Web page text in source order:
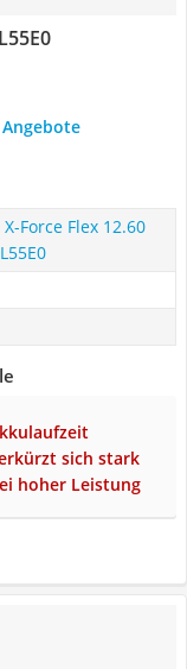
Force Flex 12.60
sich stark
hoher Leistung